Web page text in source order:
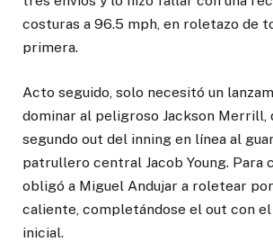
costuras a 96.5 mph, en roletazo de
primera.
Acto seguido, solo necesitó un
dominar al peligroso Jackson Merrill,
segundo out del inning en línea al
patrullero central Jacob Young. Para
obligó a Miguel Andujar a roletear
caliente, completándose el out con
inicial.